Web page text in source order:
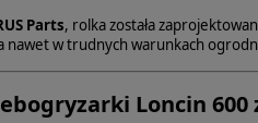
Parts, rolka została
nawet w trudnych warunkach
Loncin 600